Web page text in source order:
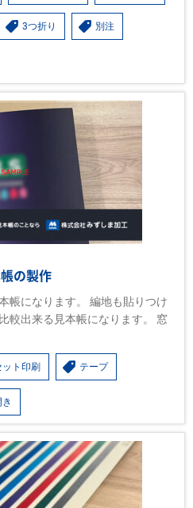
3つ折り 別注
の製作
帳になります。 編地も貼りつけ
較出来る見本帳になります。 窓
ット印刷 テープ